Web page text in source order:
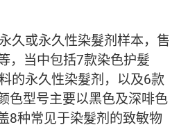
久或永久性染髮剂样本，售
，当中包括7款染色护髮
的永久性染髮剂，以及6款
色型号主要以黑色及深啡色
8种常见于染髮剂的致敏物